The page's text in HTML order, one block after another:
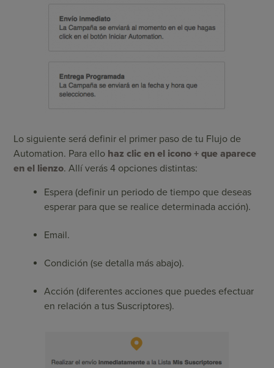
Lo siguiente será definir el primer paso de tu Flujo de
Automation. Para ello haz clic en el icono + que aparece
en el lienzo. Allí verás 4 opciones distintas:
Espera (definir un periodo de tiempo que deseas
esperar para que se realice determinada acción).
Email.
Condición (se detalla más abajo).
Acción (diferentes acciones que puedes efectuar
en relación a tus Suscriptores).